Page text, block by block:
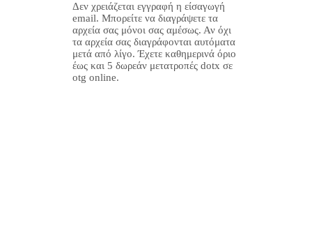
Δεν χρειάζεται εγγραφή η είσαγωγή
email. Μπορείτε να διαγράψετε τα
αρχεία σας μόνοι σας αμέσως. Αν όχι
τα αρχεία σας διαγράφονται αυτόματα
μετά από λίγο. Έχετε καθημερινά όριο
έως και 5 δωρεάν μετατροπές dotx σε
otg online.